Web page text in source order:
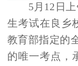
5 月 12 日
生考试在良乡
教育部指定的
的唯一考点，